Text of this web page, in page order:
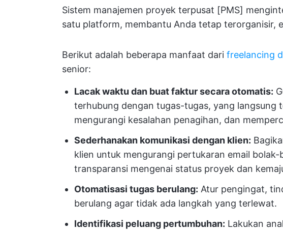
Sistem manajemen proyek terpusat [PMS]
satu platform, membantu Anda tetap terorganisir,
Berikut adalah beberapa manfaat dari freelancing
senior:
Lacak waktu dan buat faktur secara otomatis:
terhubung dengan tugas-tugas, yang langsung
mengurangi kesalahan penagihan, dan
Sederhanakan komunikasi dengan klien:
klien untuk mengurangi pertukaran email
transparansi mengenai status proyek dan
Otomatisasi tugas berulang: Atur pengingat,
berulang agar tidak ada langkah yang terlewat.
Identifikasi peluang pertumbuhan: Lakukan